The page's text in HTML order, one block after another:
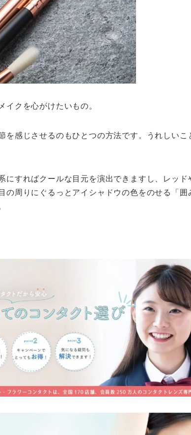
イクを心がけたいもの。
を感じさせるのもひとつの方法です。うれしい
にすればクールな目元を演出できますし、レッ
の周りにぐるっとアイシャドウの色をのせる「